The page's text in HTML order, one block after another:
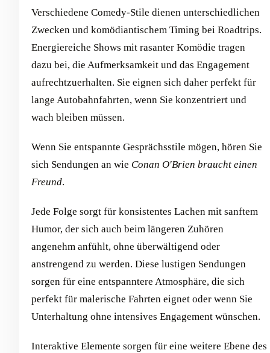
Verschiedene Comedy-Stile dienen unterschiedlichen
Zwecken und komödiantischem Timing bei Roadtrips.
Energiereiche Shows mit rasanter Komödie tragen
dazu bei, die Aufmerksamkeit und das Engagement
aufrechtzuerhalten. Sie eignen sich daher perfekt für
lange Autobahnfahrten, wenn Sie konzentriert und
wach bleiben müssen.
Wenn Sie entspannte Gesprächsstile mögen, hören Sie
sich Sendungen an wie Conan O'Brien braucht einen
Freund.
Jede Folge sorgt für konsistentes Lachen mit sanftem
Humor, der sich auch beim längeren Zuhören
angenehm anfühlt, ohne überwältigend oder
anstrengend zu werden. Diese lustigen Sendungen
sorgen für eine entspanntere Atmosphäre, die sich
perfekt für malerische Fahrten eignet oder wenn Sie
Unterhaltung ohne intensives Engagement wünschen.
Interaktive Elemente sorgen für eine weitere Ebene des